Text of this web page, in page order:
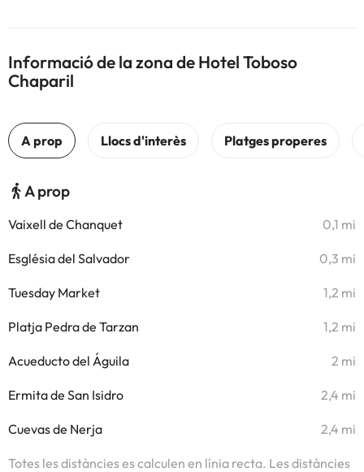
Informació de la zona de Hotel Toboso
Chaparil
A prop
Vaixell de Chanquet 0,1 mi
Església del Salvador 0,3 mi
Tuesday Market 1,2 mi
Platja Pedra de Tarzan 1,2 mi
Acueducto del Águila 2 mi
Ermita de San Isidro 2,4 mi
Cuevas de Nerja 2,4 mi
Totes les distàncies es calculen en línia recta. Les distàncies